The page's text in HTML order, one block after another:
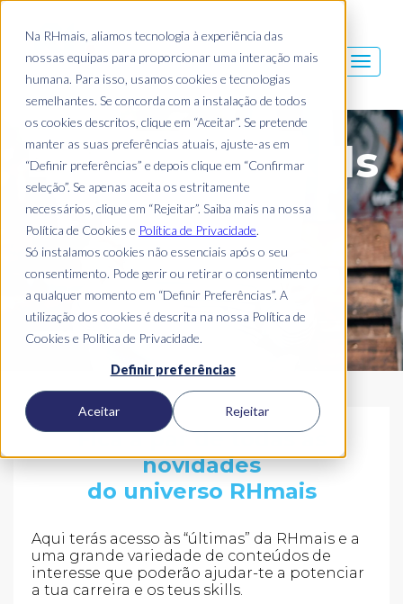
Na RHmais, aliamos tecnologia à experiência das
nossas equipas para proporcionar uma interação mais
humana. Para isso, usamos cookies e tecnologias
semelhantes. Se concorda com a instalação de todos
os cookies descritos, clique em “Aceitar”. Se pretende
manter as suas preferências atuais, ajuste-as em
“Definir preferências” e depois clique em “Confirmar
seleção”. Se apenas aceita os estritamente
necessários, clique em “Rejeitar”. Saiba mais na nossa
Política de Cookies e Política de Privacidade.
Só instalamos cookies não essenciais após o seu
consentimento. Pode gerir ou retirar o consentimento
a qualquer momento em “Definir Preferências”. A
utilização dos cookies é descrita na nossa Política de
Cookies e Política de Privacidade.
Definir preferências
Aceitar Rejeitar
Blog Mais Skills
Fica a par de todas as
novidades
do universo RHmais
Aqui terás acesso às “últimas” da RHmais e a
uma grande variedade de conteúdos de
interesse que poderão ajudar-te a potenciar
a tua carreira e os teus skills.